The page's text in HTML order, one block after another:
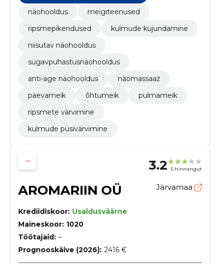
näohooldus
meigiteenused
ripsmepikendused
kulmude kujundamine
niisutav näohooldus
sügavpuhastusnäohooldus
anti-age näohooldus
näomassaaž
päevameik
õhtumeik
pulmameik
ripsmete värvimine
kulmude püsivärvimine
3.2 5 hinnangut
AROMARIIN OÜ Järvamaa
Krediidiskoor: Usaldusväärne
Maineskoor: 1020
Töötajaid: –
Prognooskäive (2026): 2416 €